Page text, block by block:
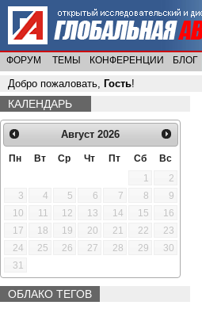
ФОРУМ ТЕМЫ КОНФЕРЕНЦИИ БЛОГ
Добро пожаловать, Гость!
КАЛЕНДАРЬ
Август 2026
Пн Вт Ср Чт Пт Сб
Вс
1
2
3
4 5 6 7 8
9
10
11 12 13 14 15
16
17
18 19 20 21 22
23
24
25 26 27 28 29
30
31
ОБЛАКО ТЕГОВ